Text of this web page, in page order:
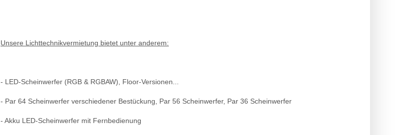
Unsere Lichttechnikvermietung bietet unter anderem:
- LED-Scheinwerfer (RGB & RGBAW), Floor-Versionen...
- Par 64 Scheinwerfer verschiedener Bestückung, Par 56 Scheinwerfer, Par 36 Scheinwerfer
- Akku LED-Scheinwerfer mit Fernbedienung